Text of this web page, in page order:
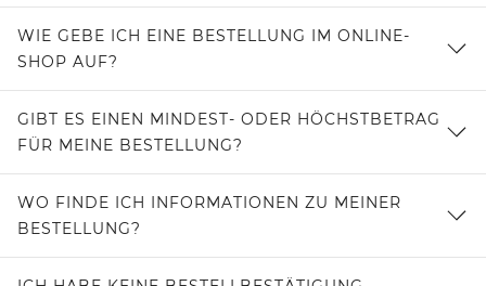
WIE GEBE ICH EINE BESTELLUNG IM ONLINE-
SHOP AUF?
GIBT ES EINEN MINDEST- ODER HÖCHSTBETRAG
FÜR MEINE BESTELLUNG?
WO FINDE ICH INFORMATIONEN ZU MEINER
BESTELLUNG?